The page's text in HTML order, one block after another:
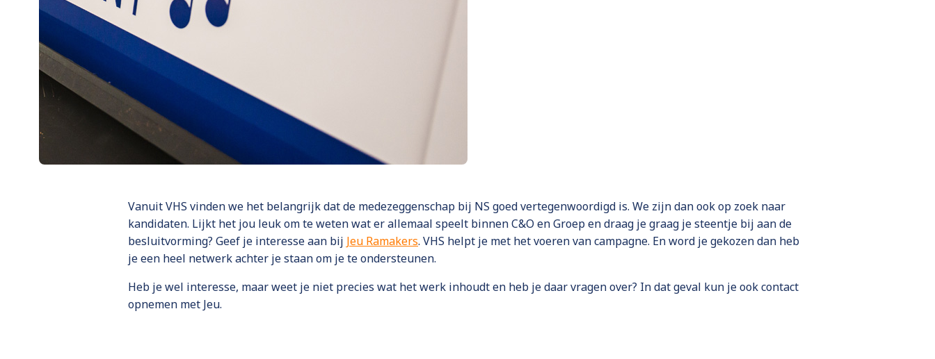
Vanuit VHS vinden we het belangrijk dat de medezeggenschap bij NS goed vertegenwoordigd is. We zijn dan ook op zoek naar
kandidaten. Lijkt het jou leuk om te weten wat er allemaal speelt binnen C&O en Groep en draag je graag je steentje bij aan de
besluitvorming? Geef je interesse aan bij Jeu Ramakers. VHS helpt je met het voeren van campagne. En word je gekozen dan heb
je een heel netwerk achter je staan om je te ondersteunen.
Heb je wel interesse, maar weet je niet precies wat het werk inhoudt en heb je daar vragen over? In dat geval kun je ook contact
opnemen met Jeu.